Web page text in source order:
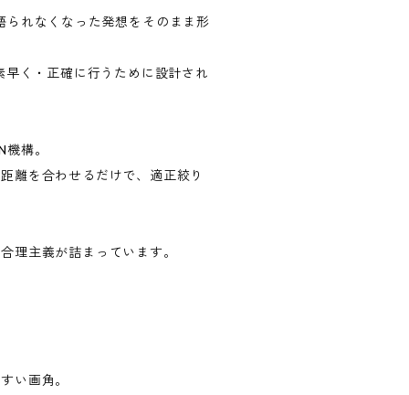
れなくなった発想をそのまま形
く・正確に行うために設計され
構。
離を合わせるだけで、適正絞り
理主義が詰まっています。
い画角。